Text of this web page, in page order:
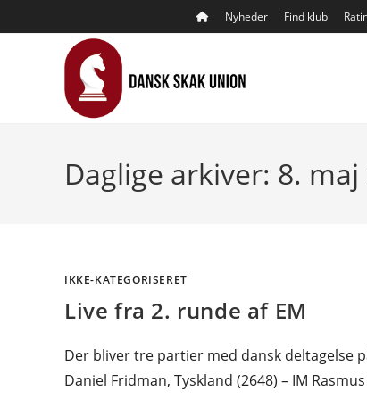
to
Nyheder Find klub
Daglige arkiver: 8. maj
IKKE-KATEGORISERET
Live fra 2. runde af EM
Der bliver tre partier med dansk deltagelse
Daniel Fridman, Tyskland (2648) – IM